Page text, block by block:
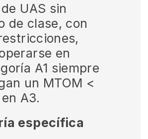
UAS sin
de clase, con
en
A1 siempre
un MTOM <
A3.
específica